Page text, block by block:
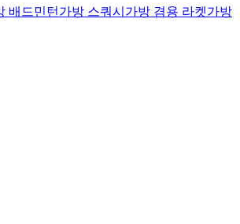
배드민턴가방 스쿼시가방 겸용 라켓가방